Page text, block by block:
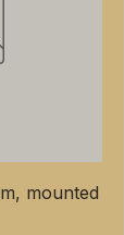
mounted